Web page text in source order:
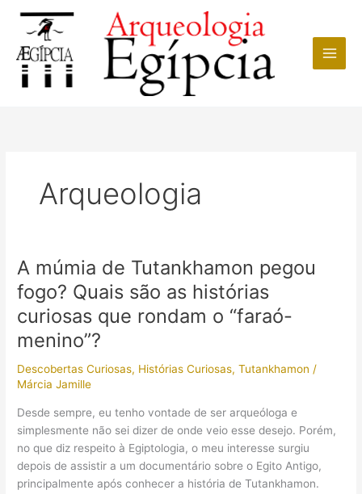
conteúdo
Arqueologia
A múmia de Tutankhamon pegou
fogo? Quais são as histórias
curiosas que rondam o “faraó-
menino”?
Descobertas Curiosas, Histórias Curiosas,Tutankhamon /
Márcia Jamille
Desde sempre, eu tenho vontade de ser arqueóloga e
simplesmente não sei dizer de onde veio esse desejo. Porém,
no que diz respeito à Egiptologia, o meu interesse surgiu
depois de assistir a um documentário sobre o Egito Antigo,
principalmente após conhecer a história de Tutankhamon.